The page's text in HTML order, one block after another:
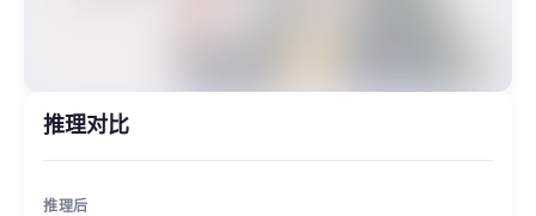
推理对比
推理后